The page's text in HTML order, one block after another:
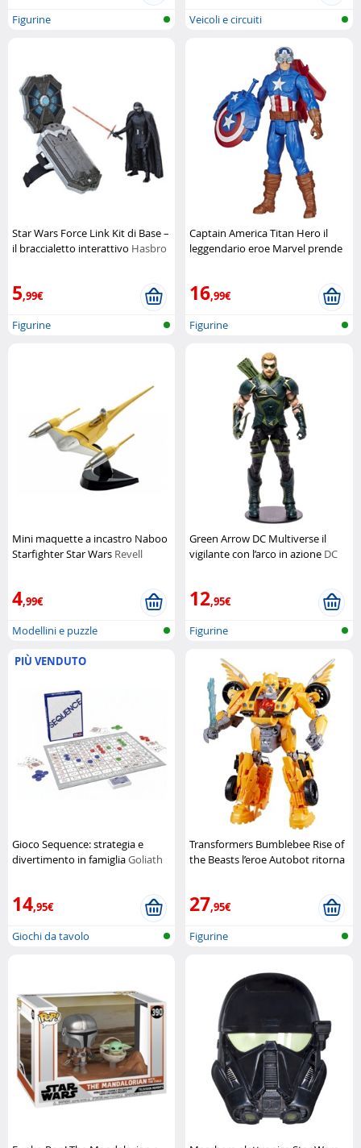
Figurine Veicoli e circuiti
Star Wars Force Link Kit di Base –
il braccialetto interattivo Hasbro
5,99€
Figurine
Captain America Titan Hero il
leggendario eroe Marvel prende
16,99€
Figurine
Mini maquette a incastro Naboo
Starfighter Star Wars Revell
4,99€
Modellini e puzzle
Green Arrow DC Multiverse il
vigilante con l’arco in azione DC
12,95€
Figurine
PIÙ VENDUTO
Gioco Sequence: strategia e
divertimento in famigliaGoliath
14,95€
Giochi da tavolo
Transformers Bumblebee Rise of
the Beasts l’eroe Autobot ritorna
27,95€
Figurine